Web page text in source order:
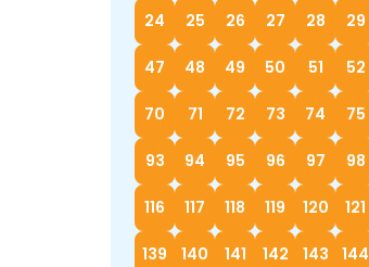
24 25 26 27 28 29
47 48 49 50 51 52
70 71 72 73 74 75
93 94 95 96 97 98
116 117 118 119 120 121
139 140 141 142 143 144